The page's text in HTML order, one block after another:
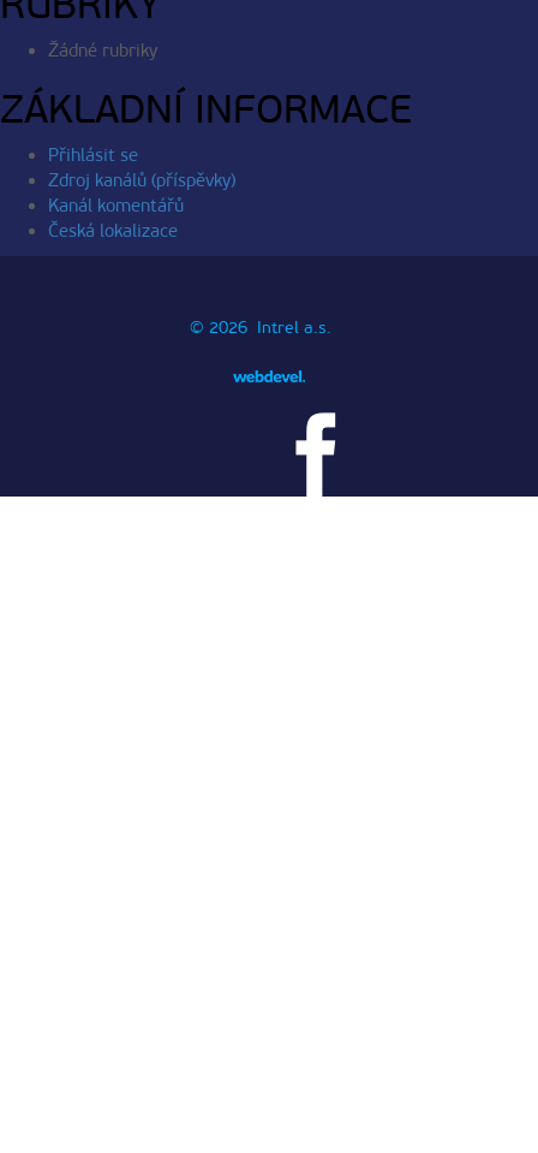
Žádné rubriky
ZÁKLADNÍ INFORMACE
Přihlásit se
Zdroj kanálů (příspěvky)
Kanál komentářů
Česká lokalizace
© 2026 Intrel a.s.